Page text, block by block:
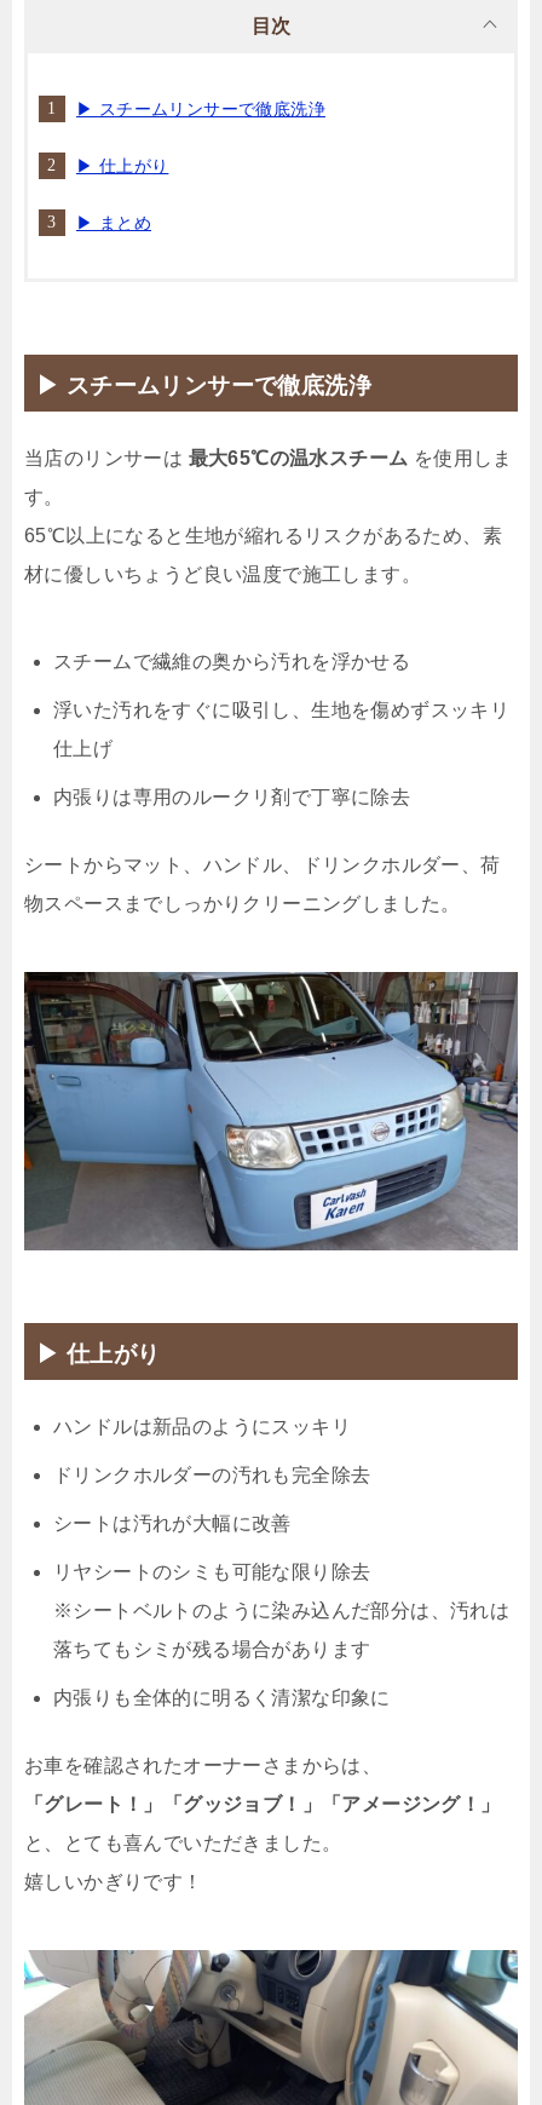
目次
▶ スチームリンサーで徹底洗浄
▶ 仕上がり
▶ まとめ
▶ スチームリンサーで徹底洗浄
当店のリンサーは 最大65℃の温水スチーム を使用しま
す。
65℃以上になると生地が縮れるリスクがあるため、素
材に優しいちょうど良い温度で施工します。
スチームで繊維の奥から汚れを浮かせる
浮いた汚れをすぐに吸引し、生地を傷めずスッキリ
仕上げ
内張りは専用のルークリ剤で丁寧に除去
シートからマット、ハンドル、ドリンクホルダー、荷
物スペースまでしっかりクリーニングしました。
▶ 仕上がり
ハンドルは新品のようにスッキリ
ドリンクホルダーの汚れも完全除去
シートは汚れが大幅に改善
リヤシートのシミも可能な限り除去
※シートベルトのように染み込んだ部分は、汚れは
落ちてもシミが残る場合があります
内張りも全体的に明るく清潔な印象に
お車を確認されたオーナーさまからは、
「グレート！」「グッジョブ！」「アメージング！」
と、とても喜んでいただきました。
嬉しいかぎりです！